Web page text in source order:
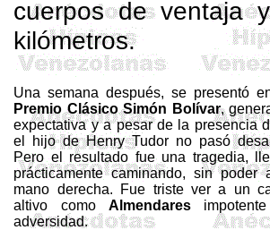
cuerpos de ventaja
kilómetros.
Una semana después, se presentó
Premio Clásico Simón Bolívar,
expectativa y a pesar de la presencia
el hijo de Henry Tudor no pasó
Pero el resultado fue una tragedia,
prácticamente caminando, sin poder
mano derecha. Fue triste ver a un
altivo como Almendares
adversidad.